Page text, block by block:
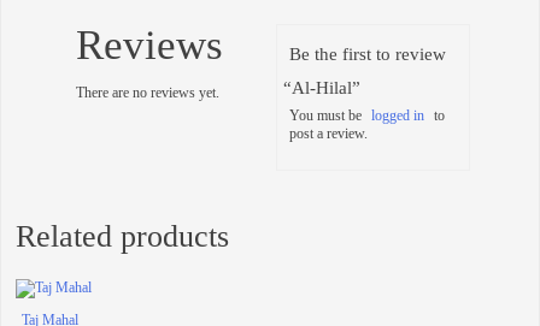
Reviews
There are no reviews yet.
Be the first to review
“Al-Hilal”
You must be logged in to
post a review.
Related products
Taj Mahal